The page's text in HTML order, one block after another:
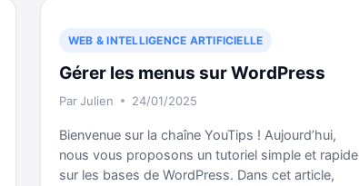
WEB & INTELLIGENCE ARTIFICIELLE
Gérer les menus sur WordPress
ParJulien 24/01/2025
Bienvenue sur la chaîne YouTips ! Aujourd’hui,
nous vous proposons un tutoriel simple et rapide
sur les bases de WordPress. Dans cet article,